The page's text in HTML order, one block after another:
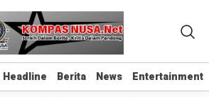
Headline Berita News Entertainment
Headline Berita News Entertainment